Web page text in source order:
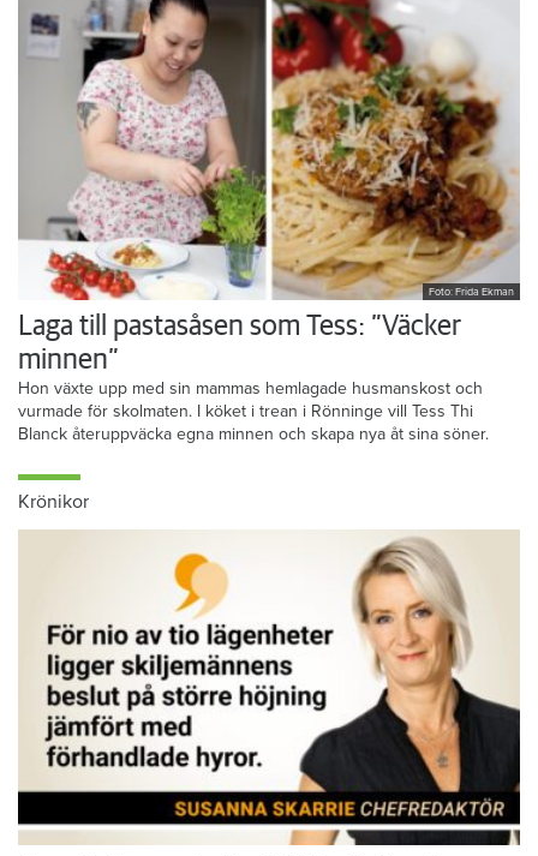
Foto: Frida Ekman
Laga till pastasåsen som Tess: ”Väcker
minnen”
Hon växte upp med sin mammas hemlagade husmanskost och
vurmade för skolmaten. I köket i trean i Rönninge vill Tess Thi
Blanck återuppväcka egna minnen och skapa nya åt sina söner.
Krönikor